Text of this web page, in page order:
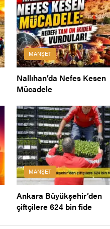
MANŞET
Nallıhan’da Nefes Kesen
Mücadele
MANŞET
Ankara Büyükşehir’den
çiftçilere 624 bin fide